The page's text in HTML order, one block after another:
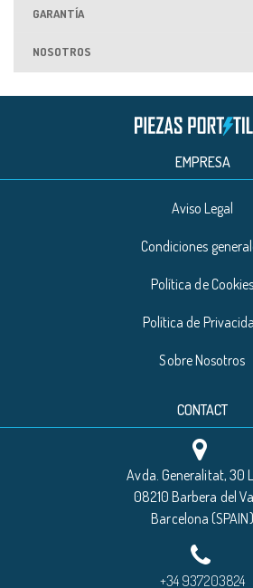
GARANTÍA
NOSOTROS
EMPRESA
Aviso Legal
Condiciones
Política de Cookies
Política de
Sobre Nosotros
CONTACT
Avda. Generalitat, 30
08210 Barbera del
Barcelona (SPAIN)
+34 937203824